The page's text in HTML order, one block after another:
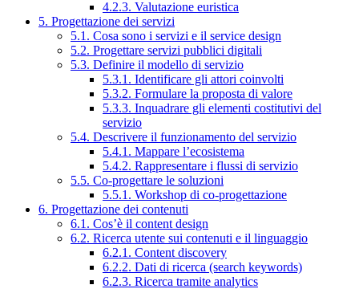
4.2.3. Valutazione euristica
5. Progettazione dei servizi
5.1. Cosa sono i servizi e il service design
5.2. Progettare servizi pubblici digitali
5.3. Definire il modello di servizio
5.3.1. Identificare gli attori coinvolti
5.3.2. Formulare la proposta di valore
5.3.3. Inquadrare gli elementi costitutivi del
servizio
5.4. Descrivere il funzionamento del servizio
5.4.1. Mappare l’ecosistema
5.4.2. Rappresentare i flussi di servizio
5.5. Co-progettare le soluzioni
5.5.1. Workshop di co-progettazione
6. Progettazione dei contenuti
6.1. Cos’è il content design
6.2. Ricerca utente sui contenuti e il linguaggio
6.2.1. Content discovery
6.2.2. Dati di ricerca (search keywords)
6.2.3. Ricerca tramite analytics